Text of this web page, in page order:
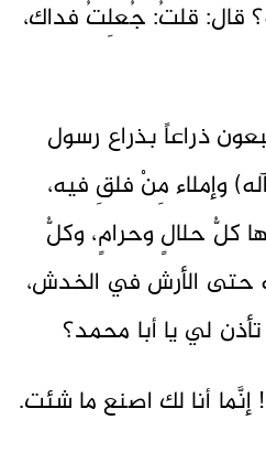
قال: قلتُ: جُعلِتُ فداك،
ذراعاً بذراع رسول
وإملاء مِنْ فلقِ فيه،
كلُّ حلالٍ وحرامٍ، وكلُّ
حتى الأرش في الخدش،
لي يا أبا محمد؟
أنا لك اصنع ما شئت.